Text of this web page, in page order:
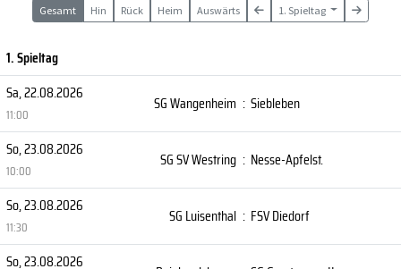
Gesamt Hin Rück Heim Auswärts 1. Spieltag
1. Spieltag
Sa, 22.08.2026
11:00
SG Wangenheim : Siebleben
So, 23.08.2026
10:00
SG SV Westring : Nesse-Apfelst.
So, 23.08.2026
11:30
SG Luisenthal : FSV Diedorf
So, 23.08.2026